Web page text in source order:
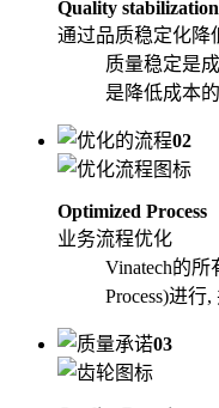
Quality stabilization
通过品质稳定化降
质量稳定是
是降低成本的
02
Optimized Process
业务流程优化
Vinatech的所
Process)进行
03